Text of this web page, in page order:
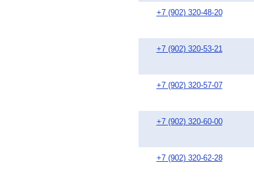
+7 (902) 320-48-20
+7 (902) 320-53-21
+7 (902) 320-57-07
+7 (902) 320-60-00
+7 (902) 320-62-28